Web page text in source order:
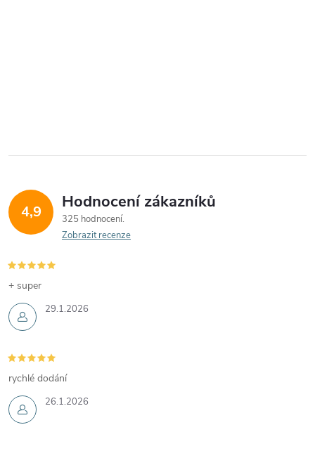
4,9 Hodnocení zákazníků
325 hodnocení
Zobrazit recenze
29.1.2026
+ super
26.1.2026
rychlé dodání